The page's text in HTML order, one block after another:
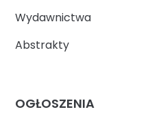
Wydawnictwa
Abstrakty
OGŁOSZENIA